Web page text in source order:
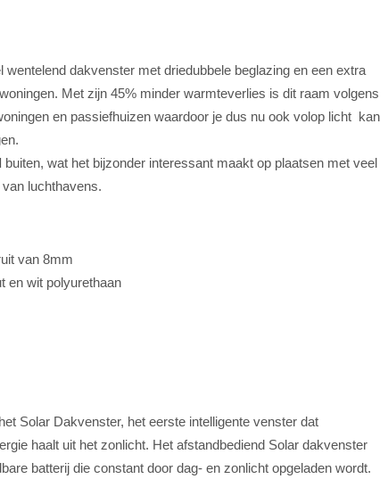
wentelend dakvenster met driedubbele beglazing en een extra
Met zijn 45% minder warmteverlies is dit raam volgens
en passiefhuizen waardoor je dus nu ook volop licht kan
buiten, wat het bijzonder interessant maakt op plaatsen met veel
luchthavens.
van 8mm
en wit polyurethaan
Solar Dakvenster, het eerste intelligente venster dat
haalt uit het zonlicht. Het afstandbediend Solar dakvenster
batterij die constant door dag- en zonlicht opgeladen wordt.